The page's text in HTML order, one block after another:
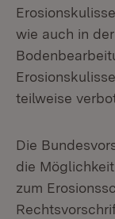
wie auch in
teilweise
Die
die
zum